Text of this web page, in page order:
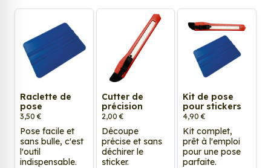
Raclette de
pose
3,50 €
Pose facile et
sans bulle, c'est
l'outil
indispensable.
Cutter de
précision
2,00 €
Découpe
précise et sans
déchirer le
sticker.
Kit de pose
pour stickers
4,90 €
Kit complet,
prêt à l'emploi
pour une pose
parfaite.